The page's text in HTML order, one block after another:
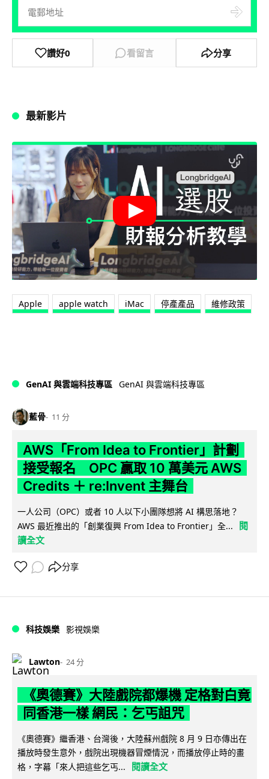
讚好0 看留言 分享
最新影片
Apple apple watch iMac 停產產品 維修政策
GenAI 與雲端科技專區 GenAI 與雲端科技專區
藍骨 11 分
AWS「From Idea to Frontier」計劃
接受報名 OPC 贏取 10 萬美元 AWS
Credits ＋ re:Invent 主舞台
一人公司（OPC）或者 10 人以下小團隊想將 AI 構思落地？
AWS 最近推出的「創業復興 From Idea to Frontier」全...
閱
讀全文
分享
科技娛樂 影視娛樂
Lawton 24 分
《奧德賽》大陸戲院都爆機 定格對白竟
同香港一樣 網民：乞丐詛咒
《奧德賽》繼香港、台灣後，大陸蘇州戲院 8 月 9 日亦傳出在
播放時發生意外，戲院出現機器冒煙情況，而播放停止時的畫
格，字幕「來人把這些乞丐...
閱讀全文